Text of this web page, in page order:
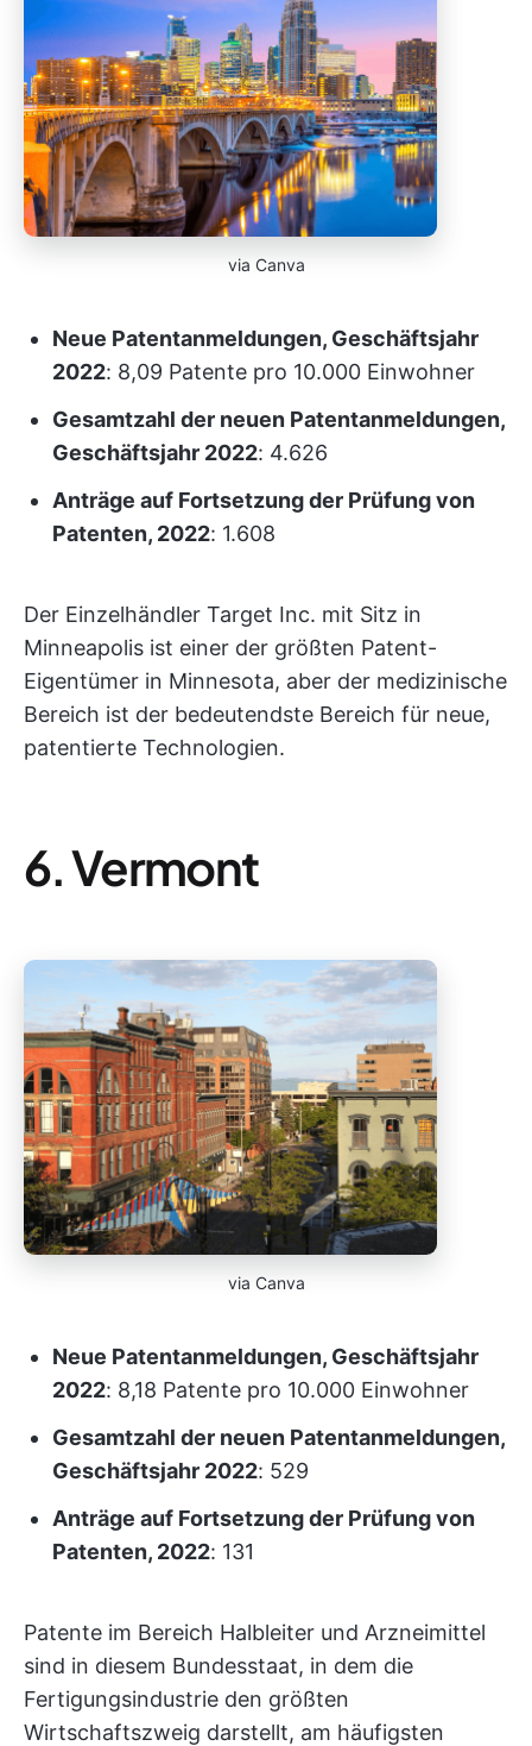
via Canva
Neue Patentanmeldungen, Geschäftsjahr
2022: 8,09 Patente pro 10.000 Einwohner
Gesamtzahl der neuen Patentanmeldungen,
Geschäftsjahr 2022: 4.626
Anträge auf Fortsetzung der Prüfung von
Patenten, 2022: 1.608
Der Einzelhändler Target Inc. mit Sitz in
Minneapolis ist einer der größten Patent-
Eigentümer in Minnesota, aber der medizinische
Bereich ist der bedeutendste Bereich für neue,
patentierte Technologien.
6. Vermont
via Canva
Neue Patentanmeldungen, Geschäftsjahr
2022: 8,18 Patente pro 10.000 Einwohner
Gesamtzahl der neuen Patentanmeldungen,
Geschäftsjahr 2022: 529
Anträge auf Fortsetzung der Prüfung von
Patenten, 2022: 131
Patente im Bereich Halbleiter und Arzneimittel
sind in diesem Bundesstaat, in dem die
Fertigungsindustrie den größten
Wirtschaftszweig darstellt, am häufigsten